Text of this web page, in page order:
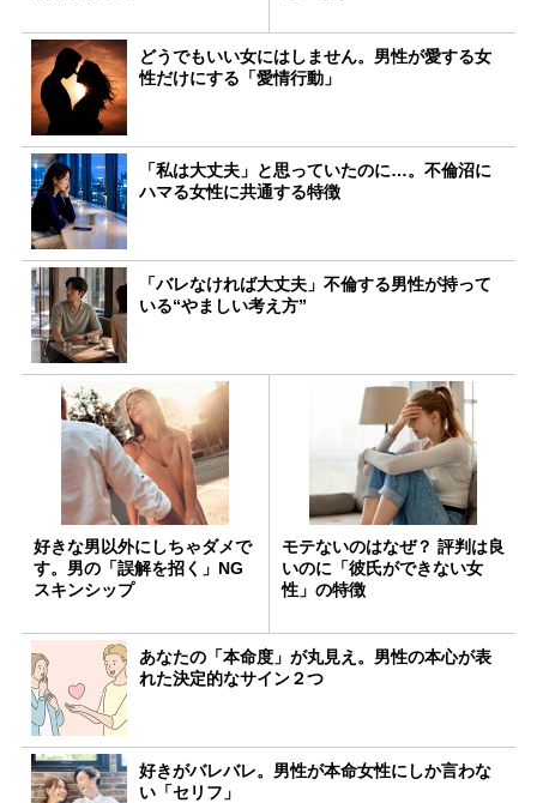
どうでもいい女にはしません。男性が愛する女
性だけにする「愛情行動」
「私は大丈夫」と思っていたのに…。不倫沼に
ハマる女性に共通する特徴
「バレなければ大丈夫」不倫する男性が持って
いる“やましい考え方”
好きな男以外にしちゃダメで
す。男の「誤解を招く」NG
スキンシップ
モテないのはなぜ？ 評判は良
いのに「彼氏ができない女
性」の特徴
あなたの「本命度」が丸見え。男性の本心が表
れた決定的なサイン２つ
好きがバレバレ。男性が本命女性にしか言わな
い「セリフ」